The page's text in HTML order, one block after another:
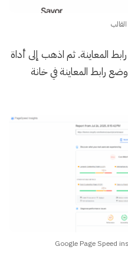
المعاينة. ثم اذهب إلى أداة
Google page speed insights وضع رابط المعاينة في خانة